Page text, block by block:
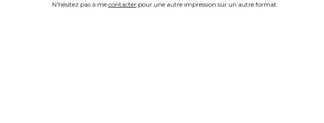
N'hésitez pas à me contacter pour une autre impression sur un autre format.